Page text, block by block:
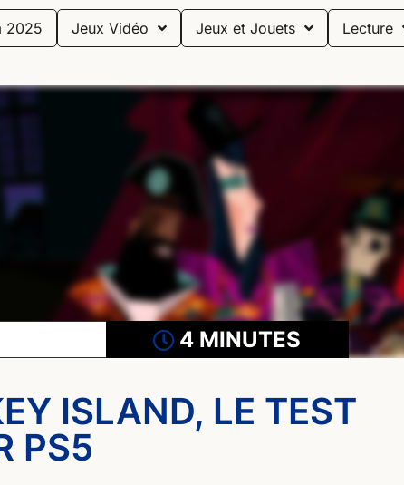
2025 Jeux Vidéo Jeux et Jouets Lecture
4 MINUTES
ISLAND, LE TEST
PS5